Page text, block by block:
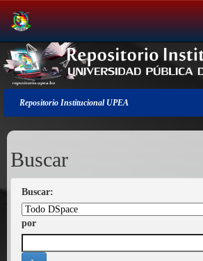
Salir
de
la
navegación
Repositorio Institucional UPEA
Buscar
Buscar:
por